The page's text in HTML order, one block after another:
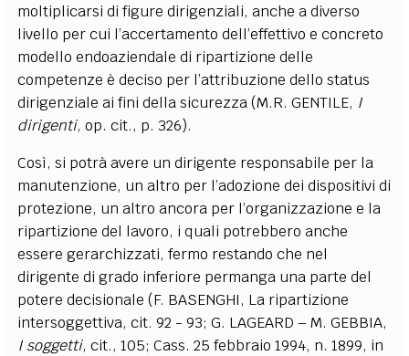
moltiplicarsi di figure dirigenziali, anche a diverso
livello per cui l’accertamento dell’effettivo e concreto
modello endoaziendale di ripartizione delle
competenze è deciso per l’attribuzione dello status
dirigenziale ai fini della sicurezza (M.R. GENTILE, I
dirigenti, op. cit., p. 326).
Così, si potrà avere un dirigente responsabile per la
manutenzione, un altro per l’adozione dei dispositivi di
protezione, un altro ancora per l’organizzazione e la
ripartizione del lavoro, i quali potrebbero anche
essere gerarchizzati, fermo restando che nel
dirigente di grado inferiore permanga una parte del
potere decisionale (F. BASENGHI, La ripartizione
intersoggettiva, cit. 92 - 93; G. LAGEARD – M. GEBBIA,
I soggetti, cit., 105; Cass. 25 febbraio 1994, n. 1899, in